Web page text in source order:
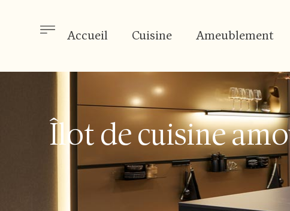
Accueil Cuisine Ameublement
Îlot de cuisine